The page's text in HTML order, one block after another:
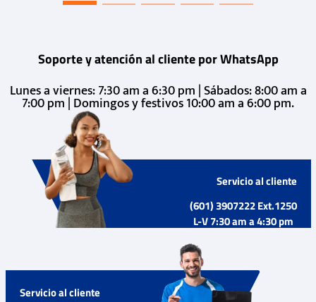
Soporte y atención al cliente por WhatsApp
Lunes a viernes: 7:30 am a 6:30 pm | Sábados: 8:00 am a
7:00 pm | Domingos y festivos 10:00 am a 6:00 pm.
Servicio al cliente
(601) 3907222 Ext.1250
L-V 7:30 am a 4:30 pm
Servicio al cliente